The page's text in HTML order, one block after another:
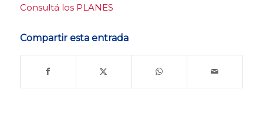
Consultá los PLANES
Compartir esta entrada